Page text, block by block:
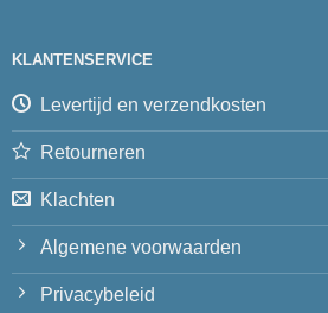
KLANTENSERVICE
Levertijd en verzendkosten
Retourneren
Klachten
Algemene voorwaarden
Privacybeleid